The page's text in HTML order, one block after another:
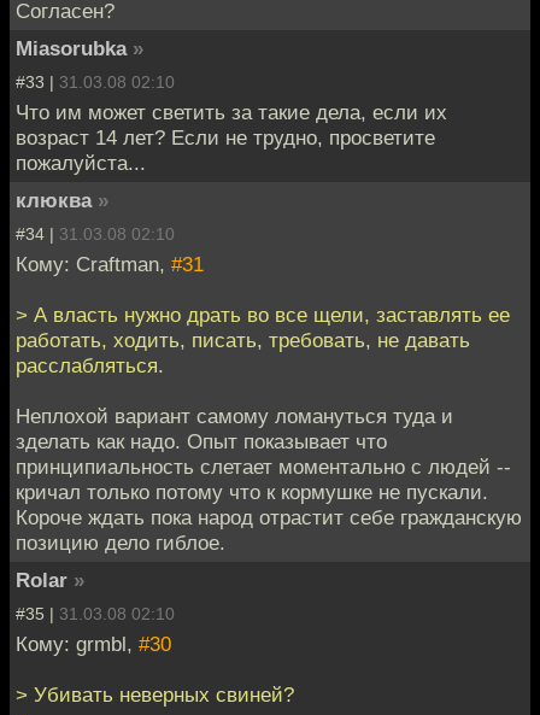
Согласен?
Miasorubka »
#33 | 31.03.08 02:10
Что им может светить за такие дела, если их
возраст 14 лет? Если не трудно, просветите
пожалуйста...
клюква »
#34 | 31.03.08 02:10
Кому: Craftman, #31
> А власть нужно драть во все щели, заставлять ее
работать, ходить, писать, требовать, не давать
расслабляться.
Неплохой вариант самому ломануться туда и
зделать как надо. Опыт показывает что
принципиальность слетает моментально с людей --
кричал только потому что к кормушке не пускали.
Короче ждать пока народ отрастит себе гражданскую
позицию дело гиблое.
Rolar »
#35 | 31.03.08 02:10
Кому: grmbl, #30
> Убивать неверных свиней?